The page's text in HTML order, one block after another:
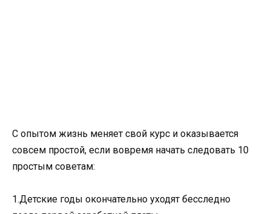
С опытом жизнь меняет свой курс и оказывается
совсем простой, если вовремя начать следовать 10
простым советам:
1.Детские годы окончательно уходят бесследно